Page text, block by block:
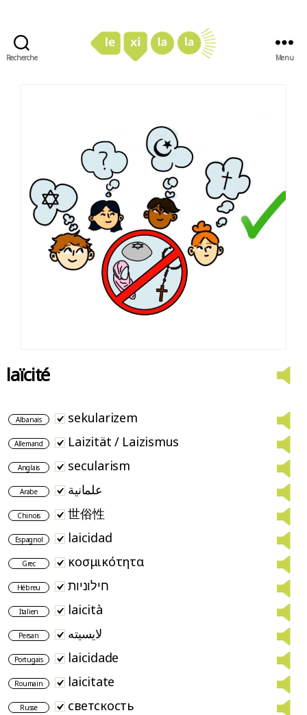
Recherche Menu
laïcité
Albanais sekularizem
Allemand Laizität / Laizismus
Anglais secularism
Arabe علمانية
Chinois 世俗性
Espagnol laicidad
Grec κοσμικότητα
Hébreu חילוניות
Italien laicità
Persan لایسیته
Portugais laicidade
Roumain laicitate
Russe светскость